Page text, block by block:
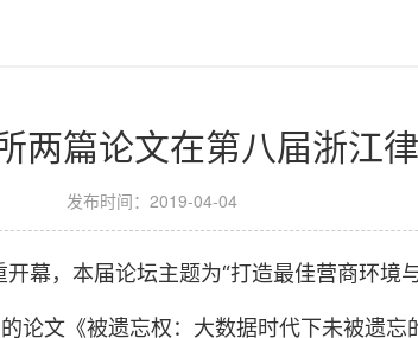
两篇论文在第八届浙江
发布时间：2019-04-04
，本届论坛主题为“打造最佳营商环境
文《被遗忘权：大数据时代下未被遗忘